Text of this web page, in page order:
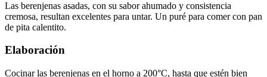
Las berenjenas asadas, con su sabor ahumado y consistencia
cremosa, resultan excelentes para untar. Un puré para comer con pan
de pita calentito.
Elaboración
Cocinar las berenjenas en el horno a 200°C, hasta que estén bien